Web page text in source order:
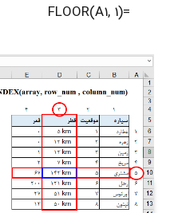
=FLOOR(A1, 1)